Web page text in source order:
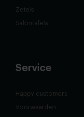
Zetels
Salontafels
Service
Happy customers
Voorwaarden